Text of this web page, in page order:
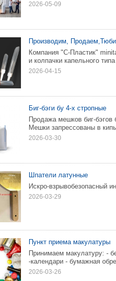
2026-05-09
Производим,
Компания "С-Пластик"
и колпачки капельного
2026-04-15
Биг-бэги бу 4-х стропные
Продажа мешков биг-бэгов
Мешки запрессованы в
2026-03-30
Шпатели латунные
Искро-взрывобезопасный
2026-03-29
Пункт приема макулатуры
Принимаем макулатуру: -
-календари - бумажная
2026-03-26